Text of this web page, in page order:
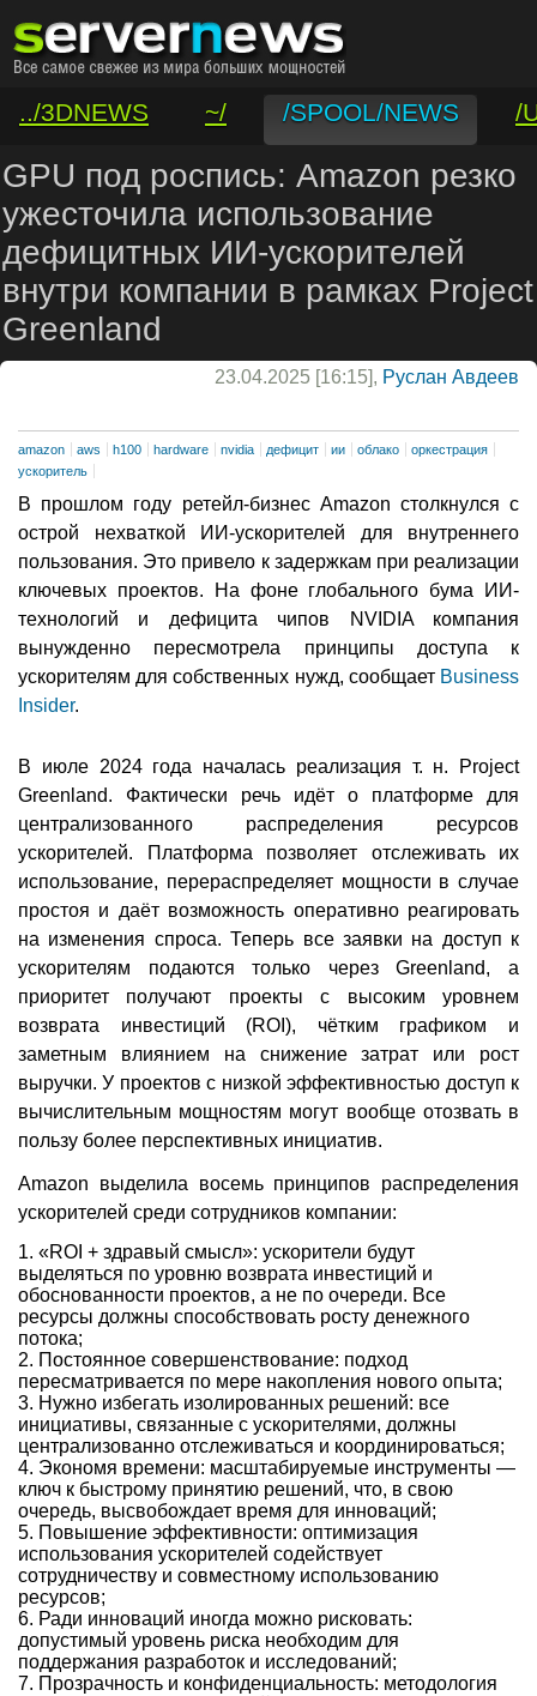
../3DNEWS ~/ /SPOOL/NEWS
/
/VAR/CONTACT
GPU под роспись: Amazon резко
ужесточила использование
дефицитных ИИ-ускорителей
внутри компании в рамках Project
Greenland
23.04.2025 [16:15], Руслан Авдеев
amazon aws h100 hardware nvidia дефицит ии облако
оркестрация
ускоритель
В прошлом году ретейл-бизнес Amazon столкнулся с
острой нехваткой ИИ-ускорителей для внутреннего
пользования. Это привело к задержкам при реализации
ключевых проектов. На фоне глобального бума ИИ-
технологий и дефицита чипов NVIDIA компания
вынужденно пересмотрела принципы доступа к
ускорителям для собственных нужд, сообщает Business
Insider.
В июле 2024 года началась реализация т. н. Project
Greenland. Фактически речь идёт о платформе для
централизованного распределения ресурсов
ускорителей. Платформа позволяет отслеживать их
использование, перераспределяет мощности в случае
простоя и даёт возможность оперативно реагировать
на изменения спроса. Теперь все заявки на доступ к
ускорителям подаются только через Greenland, а
приоритет получают проекты с высоким уровнем
возврата инвестиций (ROI), чётким графиком и
заметным влиянием на снижение затрат или рост
выручки. У проектов с низкой эффективностью доступ к
вычислительным мощностям могут вообще отозвать в
пользу более перспективных инициатив.
Amazon выделила восемь принципов распределения
ускорителей среди сотрудников компании:
«ROI + здравый смысл»: ускорители будут
выделяться по уровню возврата инвестиций и
обоснованности проектов, а не по очереди. Все
ресурсы должны способствовать росту денежного
потока;
Постоянное совершенствование: подход
пересматривается по мере накопления нового опыта;
Нужно избегать изолированных решений: все
инициативы, связанные с ускорителями, должны
централизованно отслеживаться и координироваться;
Экономя времени: масштабируемые инструменты —
ключ к быстрому принятию решений, что, в свою
очередь, высвобождает время для инноваций;
Повышение эффективности: оптимизация
использования ускорителей содействует
сотрудничеству и совместному использованию
ресурсов;
Ради инноваций иногда можно рисковать:
допустимый уровень риска необходим для
поддержания разработок и исследований;
Прозрачность и конфиденциальность: методология